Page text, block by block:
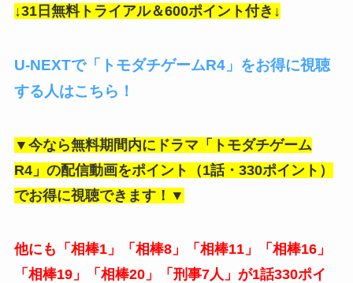
↓31日無料トライアル＆600ポイント付き↓
U-NEXTで「トモダチゲームR4」をお得に視聴
する人はこちら！
▼今なら無料期間内にドラマ「トモダチゲーム
R4」の配信動画をポイント（1話・330ポイント）
でお得に視聴できます！▼
他にも「相棒1」「相棒8」「相棒11」「相棒16」
「相棒19」「相棒20」「刑事7人」が1話330ポイ